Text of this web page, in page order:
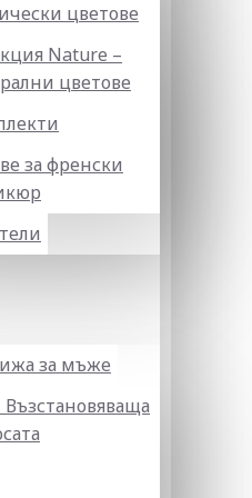
цветове
Nature –
цветове
за френски
за мъже